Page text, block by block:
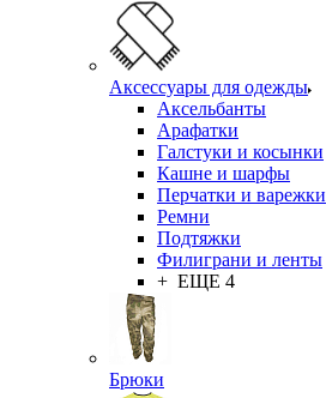
Аксессуары для одежды
Аксельбанты
Арафатки
Галстуки и косынки
Кашне и шарфы
Перчатки и варежки
Ремни
Подтяжки
Филиграни и ленты
+ ЕЩЕ 4
Брюки